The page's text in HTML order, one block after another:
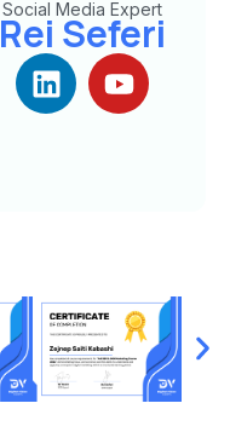
Social Media Expert
Rei Seferi